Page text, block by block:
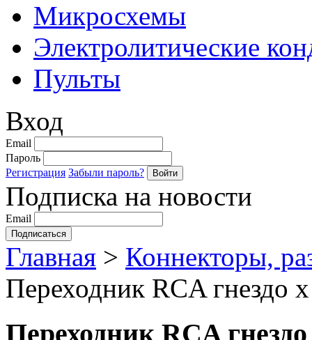
Микросхемы
Электролитические
Пульты
Вход
Email
Пароль
Регистрация Забыли пароль?
Подписка на новости
Email
Главная > Коннекторы,
Переходник RCA гнездо
Переходник RCA